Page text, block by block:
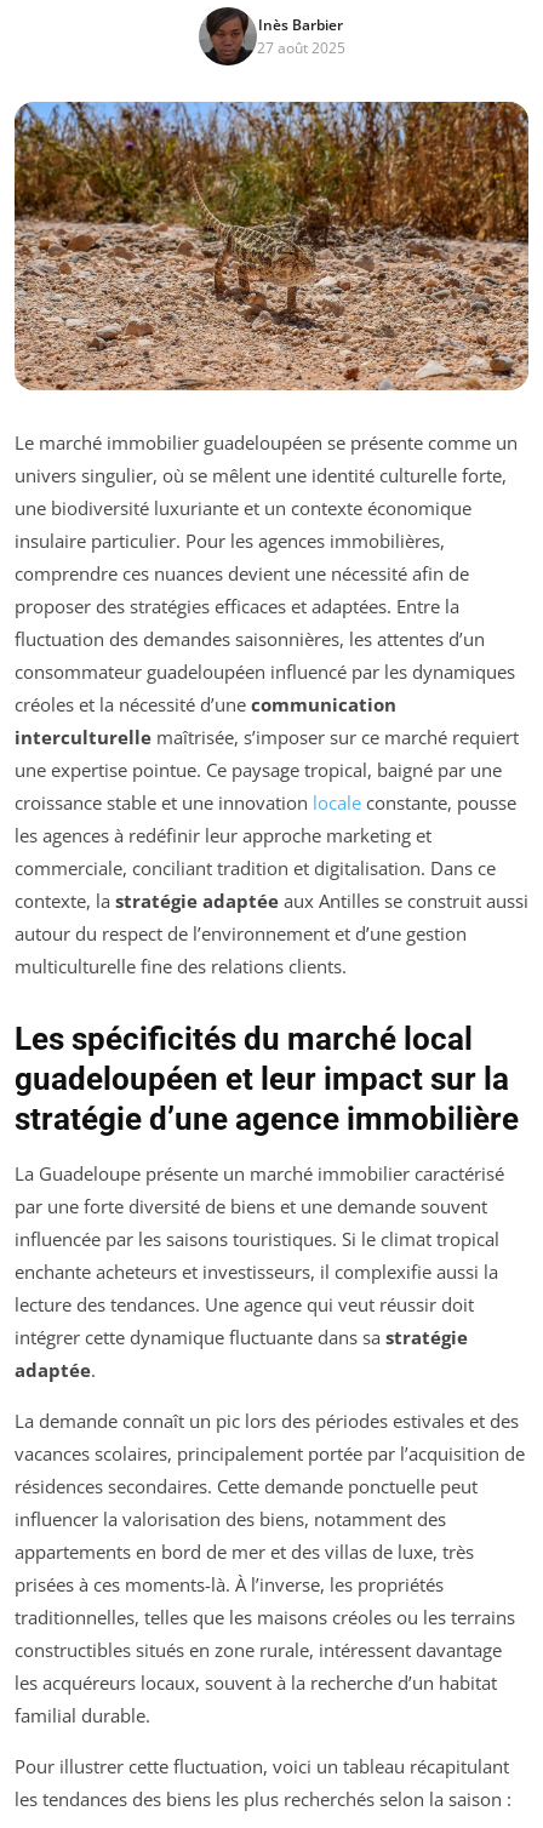
Inès Barbier
27 août 2025
Le marché immobilier guadeloupéen se présente comme un
univers singulier, où se mêlent une identité culturelle forte,
une biodiversité luxuriante et un contexte économique
insulaire particulier. Pour les agences immobilières,
comprendre ces nuances devient une nécessité afin de
proposer des stratégies efficaces et adaptées. Entre la
fluctuation des demandes saisonnières, les attentes d’un
consommateur guadeloupéen influencé par les dynamiques
créoles et la nécessité d’une communication
interculturelle maîtrisée, s’imposer sur ce marché requiert
une expertise pointue. Ce paysage tropical, baigné par une
croissance stable et une innovation locale constante, pousse
les agences à redéfinir leur approche marketing et
commerciale, conciliant tradition et digitalisation. Dans ce
contexte, la stratégie adaptée aux Antilles se construit aussi
autour du respect de l’environnement et d’une gestion
multiculturelle fine des relations clients.
Les spécificités du marché local
guadeloupéen et leur impact sur la
stratégie d’une agence immobilière
La Guadeloupe présente un marché immobilier caractérisé
par une forte diversité de biens et une demande souvent
influencée par les saisons touristiques. Si le climat tropical
enchante acheteurs et investisseurs, il complexifie aussi la
lecture des tendances. Une agence qui veut réussir doit
intégrer cette dynamique fluctuante dans sa stratégie
adaptée.
La demande connaît un pic lors des périodes estivales et des
vacances scolaires, principalement portée par l’acquisition de
résidences secondaires. Cette demande ponctuelle peut
influencer la valorisation des biens, notamment des
appartements en bord de mer et des villas de luxe, très
prisées à ces moments-là. À l’inverse, les propriétés
traditionnelles, telles que les maisons créoles ou les terrains
constructibles situés en zone rurale, intéressent davantage
les acquéreurs locaux, souvent à la recherche d’un habitat
familial durable.
Pour illustrer cette fluctuation, voici un tableau récapitulant
les tendances des biens les plus recherchés selon la saison :